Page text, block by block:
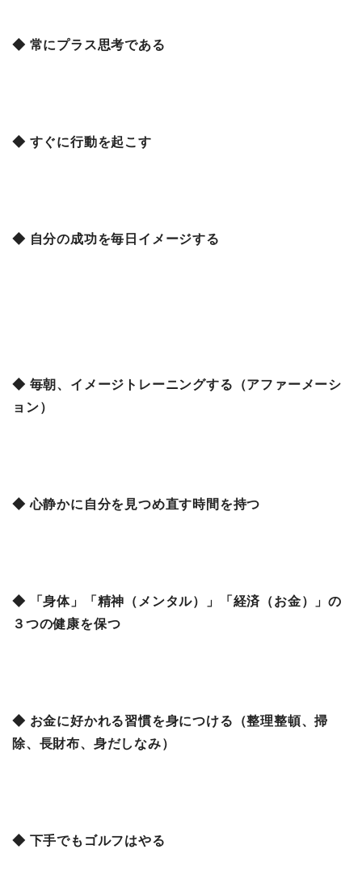
◆ 常にプラス思考である
◆ すぐに行動を起こす
◆ 自分の成功を毎日イメージする
◆ 毎朝、イメージトレーニングする（アファーメーシ
ョン）
◆ 心静かに自分を見つめ直す時間を持つ
◆ 「身体」「精神（メンタル）」「経済（お金）」の
３つの健康を保つ
◆ お金に好かれる習慣を身につける（整理整頓、掃
除、長財布、身だしなみ）
◆ 下手でもゴルフはやる